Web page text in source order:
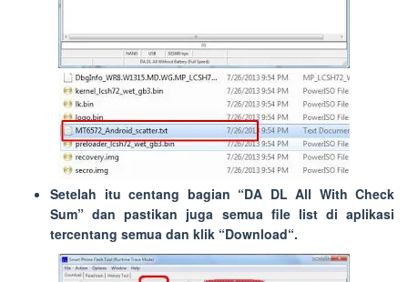
Setelah itu centang bagian “DA DL All With Check
Sum” dan pastikan juga semua file list di aplikasi
tercentang semua dan klik “Download“.